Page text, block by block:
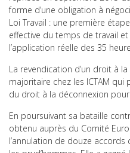
forme d’une obligation à
Loi Travail : une première
effective du temps de travail
l’application réelle des 35
La revendication d’un droit à
majoritaire chez les ICTAM qui
du droit à la déconnexion pour
En poursuivant sa bataille
obtenu auprès du Comité
l’annulation de douze